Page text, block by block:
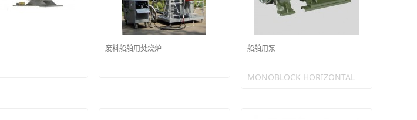
废料船舶用焚烧炉 船舶用泵
MONOBLOCK HORIZONTAL